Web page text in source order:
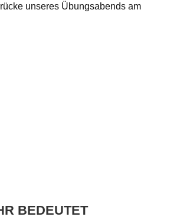
unseres Übungsabends am
BEDEUTET